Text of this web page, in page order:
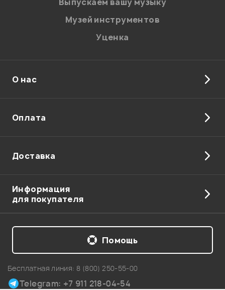
Выпускаем вашу музыку
Музей инструментов
Уценка
О нас
Оплата
Доставка
Информация
для покупателя
Бесплатная линия: 8 (800) 250-55-00
Telegram: +7 911 218-04-54
Помощь